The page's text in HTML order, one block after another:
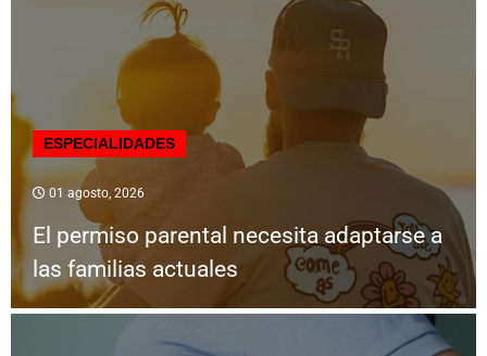
ESPECIALIDADES
01 agosto, 2026
El permiso parental necesita adaptarse a
las familias actuales